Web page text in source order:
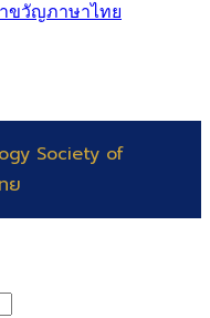
ขวัญภาษาไทย
Society of
ย